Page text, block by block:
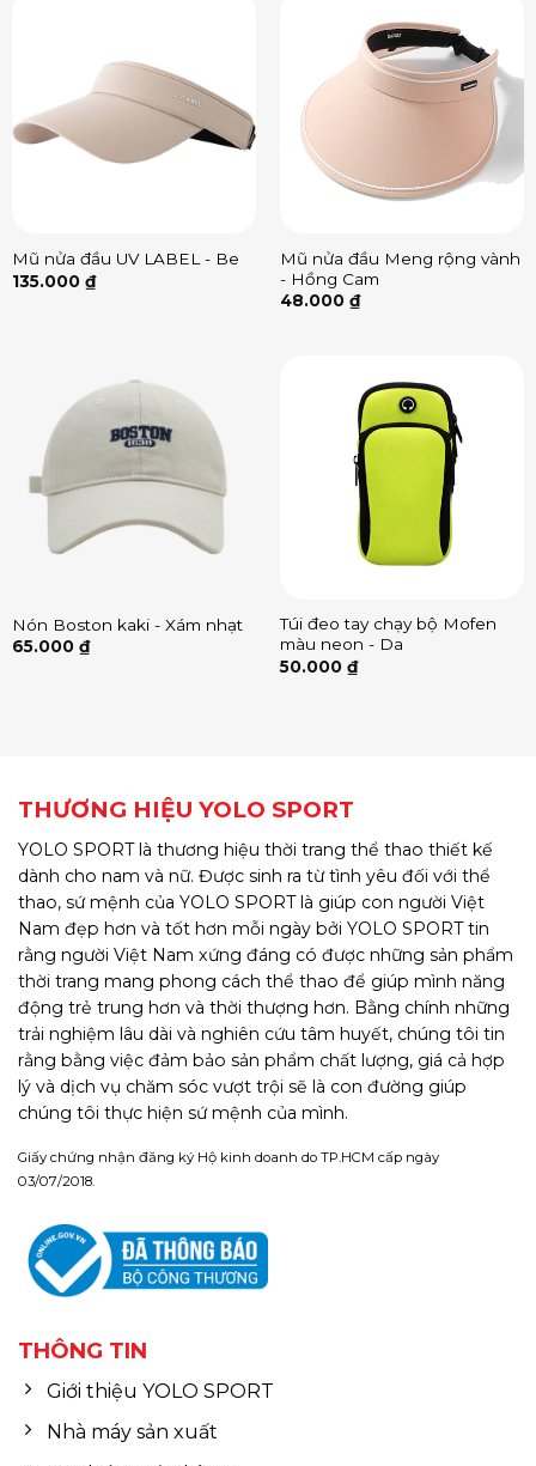
Mũ nửa đầu UV LABEL - Be
135.000 ₫
Mũ nửa đầu Meng rộng vành
- Hồng Cam
48.000 ₫
Nón Boston kaki - Xám nhạt
65.000 ₫
Túi đeo tay chạy bộ Mofen
màu neon - Da
50.000 ₫
THƯƠNG HIỆU YOLO SPORT
YOLO SPORT là thương hiệu thời trang thể thao thiết kế
dành cho nam và nữ. Được sinh ra từ tình yêu đối với thể
thao, sứ mệnh của YOLO SPORT là giúp con người Việt
Nam đẹp hơn và tốt hơn mỗi ngày bởi YOLO SPORT tin
rằng người Việt Nam xứng đáng có được những sản phẩm
thời trang mang phong cách thể thao để giúp mình năng
động trẻ trung hơn và thời thượng hơn. Bằng chính những
trải nghiệm lâu dài và nghiên cứu tâm huyết, chúng tôi tin
rằng bằng việc đảm bảo sản phẩm chất lượng, giá cả hợp
lý và dịch vụ chăm sóc vượt trội sẽ là con đường giúp
chúng tôi thực hiện sứ mệnh của mình.
Giấy chứng nhận đăng ký Hộ kinh doanh do TP.HCM cấp ngày
03/07/2018.
THÔNG TIN
Giới thiệu YOLO SPORT
Nhà máy sản xuất